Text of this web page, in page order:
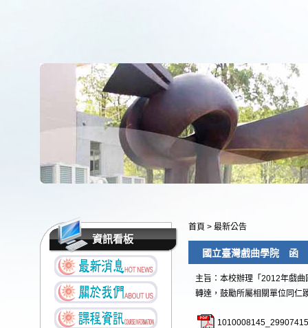
資訊看板
首頁 > 最新公告
國立臺灣戲曲學院 函
主旨：本校辦理「2012年戲
轉達，鼓勵所屬相關單位同